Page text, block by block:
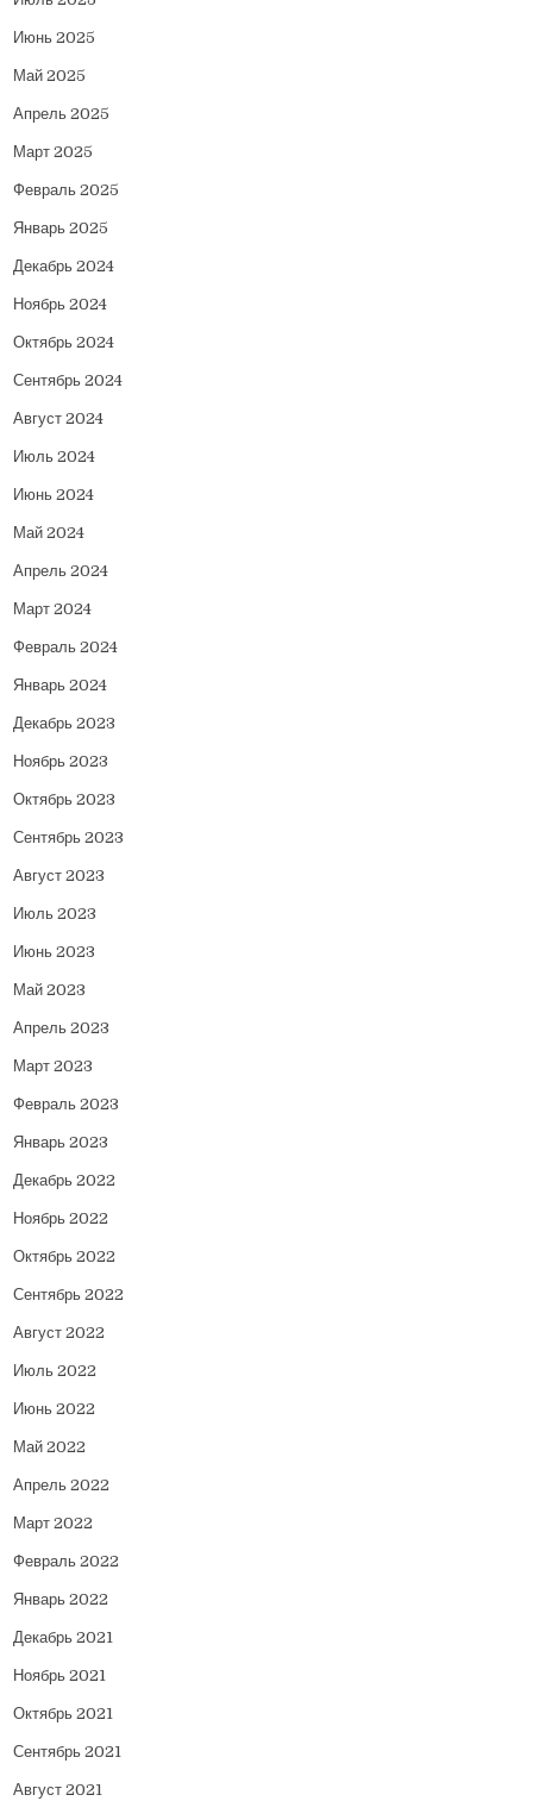
Июнь 2025
Май 2025
Апрель 2025
Март 2025
Февраль 2025
Январь 2025
Декабрь 2024
Ноябрь 2024
Октябрь 2024
Сентябрь 2024
Август 2024
Июль 2024
Июнь 2024
Май 2024
Апрель 2024
Март 2024
Февраль 2024
Январь 2024
Декабрь 2023
Ноябрь 2023
Октябрь 2023
Сентябрь 2023
Август 2023
Июль 2023
Июнь 2023
Май 2023
Апрель 2023
Март 2023
Февраль 2023
Январь 2023
Декабрь 2022
Ноябрь 2022
Октябрь 2022
Сентябрь 2022
Август 2022
Июль 2022
Июнь 2022
Май 2022
Апрель 2022
Март 2022
Февраль 2022
Январь 2022
Декабрь 2021
Ноябрь 2021
Октябрь 2021
Сентябрь 2021
Август 2021